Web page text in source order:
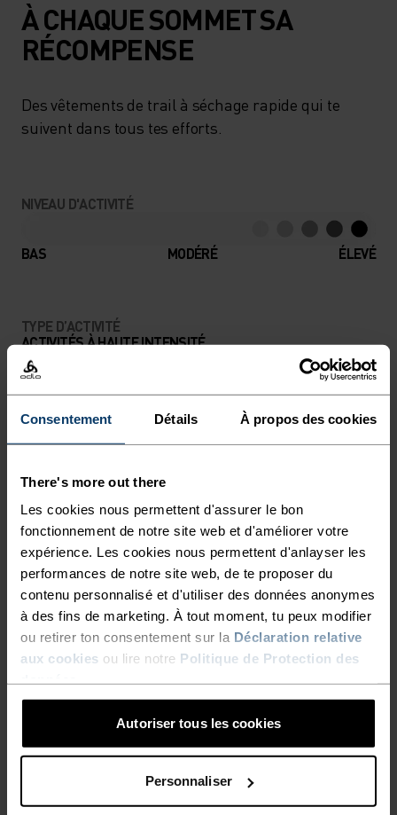
Consentement Détails À propos des cookies
There's more out there
Les cookies nous permettent d'assurer le bon
fonctionnement de notre site web et d'améliorer votre
expérience. Les cookies nous permettent d'anlayser les
performances de notre site web, de te proposer du
contenu personnalisé et d'utiliser des données anonymes
à des fins de marketing. À tout moment, tu peux modifier
ou retirer ton consentement sur la Déclaration relative
aux cookies ou lire notre Politique de Protection des
Autoriser tous les cookies
Personnaliser
À CHAQUE SOMMET SA
RÉCOMPENSE
Des vêtements de trail à séchage rapide qui te
suivent dans tous tes efforts.
NIVEAU D'ACTIVITÉ
BAS MODÉRÉ ÉLEVÉ
TYPE D’ACTIVITÉ
ACTIVITÉS À HAUTE INTENSITÉ
Trail Running - Running
LE POLYESTER
évacue l’humidité et sèche rapidement. Il conserve sa
forme, résiste au froissement et au rétrécissement, et
garde particulièrement bien sa couleur au fil des années.
Nous l’utilisons dans des produits tels que nos base
layers.
SYSTÈME DE CONTRÔLE DE LA TEMPÉRATURE
WARM
Vêtements de sport et sous-vêtements
fonctionnels, performants et confortables, offrant
une très bonne isolation thermique. Idéaux pour
toutes les activités hivernales. Respirants, ils